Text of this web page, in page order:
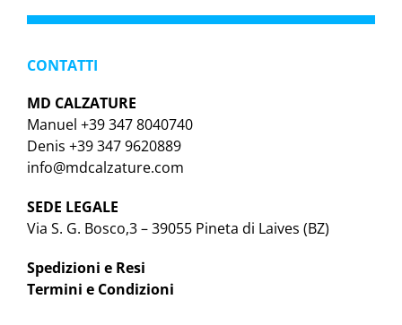
CONTATTI
MD CALZATURE
Manuel +39 347 8040740
Denis +39 347 9620889
info@mdcalzature.com
SEDE LEGALE
Via S. G. Bosco,3 – 39055 Pineta di Laives (BZ)
Spedizioni e Resi
Termini e Condizioni